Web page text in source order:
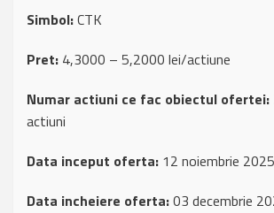
Simbol:CTK
Pret: 4,3000 – 5,2000 lei/actiune
Numar actiuni ce fac obiectul ofertei:
actiuni
Data inceput oferta: 12 noiembrie 2025
Data incheiere oferta:03 decembrie